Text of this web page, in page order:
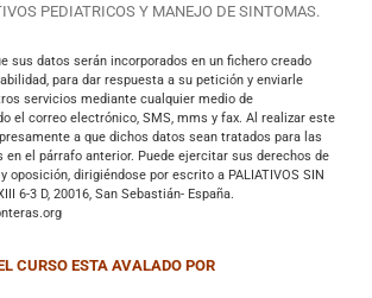
PEDIATRICOS Y MANEJO DE SINTOMAS.
sus datos serán incorporados en un fichero creado
para dar respuesta a su petición y enviarle
servicios mediante cualquier medio de
el correo electrónico, SMS, mms y fax. Al realizar este
a que dichos datos sean tratados para las
en el párrafo anterior. Puede ejercitar sus derechos de
oposición, dirigiéndose por escrito a PALIATIVOS SIN
6-3 D, 20016, San Sebastián- España.
CURSO ESTA AVALADO POR